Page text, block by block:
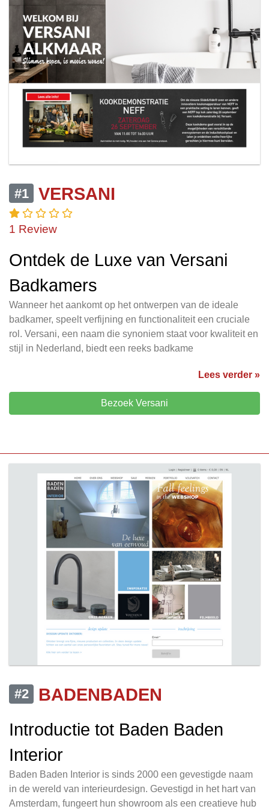
#1 VERSANI
1 Review
Ontdek de Luxe van Versani
Badkamers
Wanneer het aankomt op het ontwerpen van de ideale
badkamer, speelt verfijning en functionaliteit een cruciale
rol. Versani, een naam die synoniem staat voor kwaliteit en
stijl in Nederland, biedt een reeks badkame
Lees verder »
Bezoek Versani
#2
BADENBADEN
Introductie tot Baden Baden
Interior
Baden Baden Interior is sinds 2000 een gevestigde naam
in de wereld van interieurdesign. Gevestigd in het hart van
Amsterdam, fungeert hun showroom als een creatieve hub